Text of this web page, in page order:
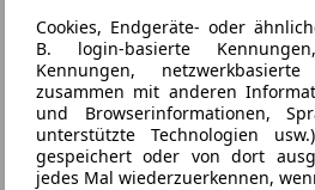
Cookies, Endgeräte- oder
B. login-basierte
Kennungen,
zusammen mit anderen
und Browserinformationen,
unterstützte Technologien
gespeichert oder von dort
jedes Mal wiederzuerkennen,